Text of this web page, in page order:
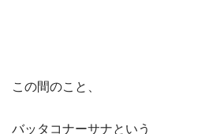
この間のこと、
バッタコナーサナという